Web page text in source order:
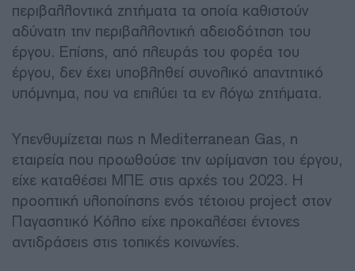
περιβαλλοντικά ζητήματα τα οποία καθιστούν
αδύνατη την περιβαλλοντική αδειοδότηση του
έργου. Επίσης, από πλευράς του φορέα του
έργου, δεν έχει υποβληθεί συνολικό απαντητικό
υπόμνημα, που να επιλύει τα εν λόγω ζητήματα.
Υπενθυμίζεται πως η Mediterranean Gas, η
εταιρεία που προωθούσε την ωρίμανση του έργου,
είχε καταθέσει ΜΠΕ στις αρχές του 2023. Η
προοπτική υλοποίησης ενός τέτοιου project στον
Παγασητικό Κόλπο είχε προκαλέσει έντονες
αντιδράσεις στις τοπικές κοινωνίες.